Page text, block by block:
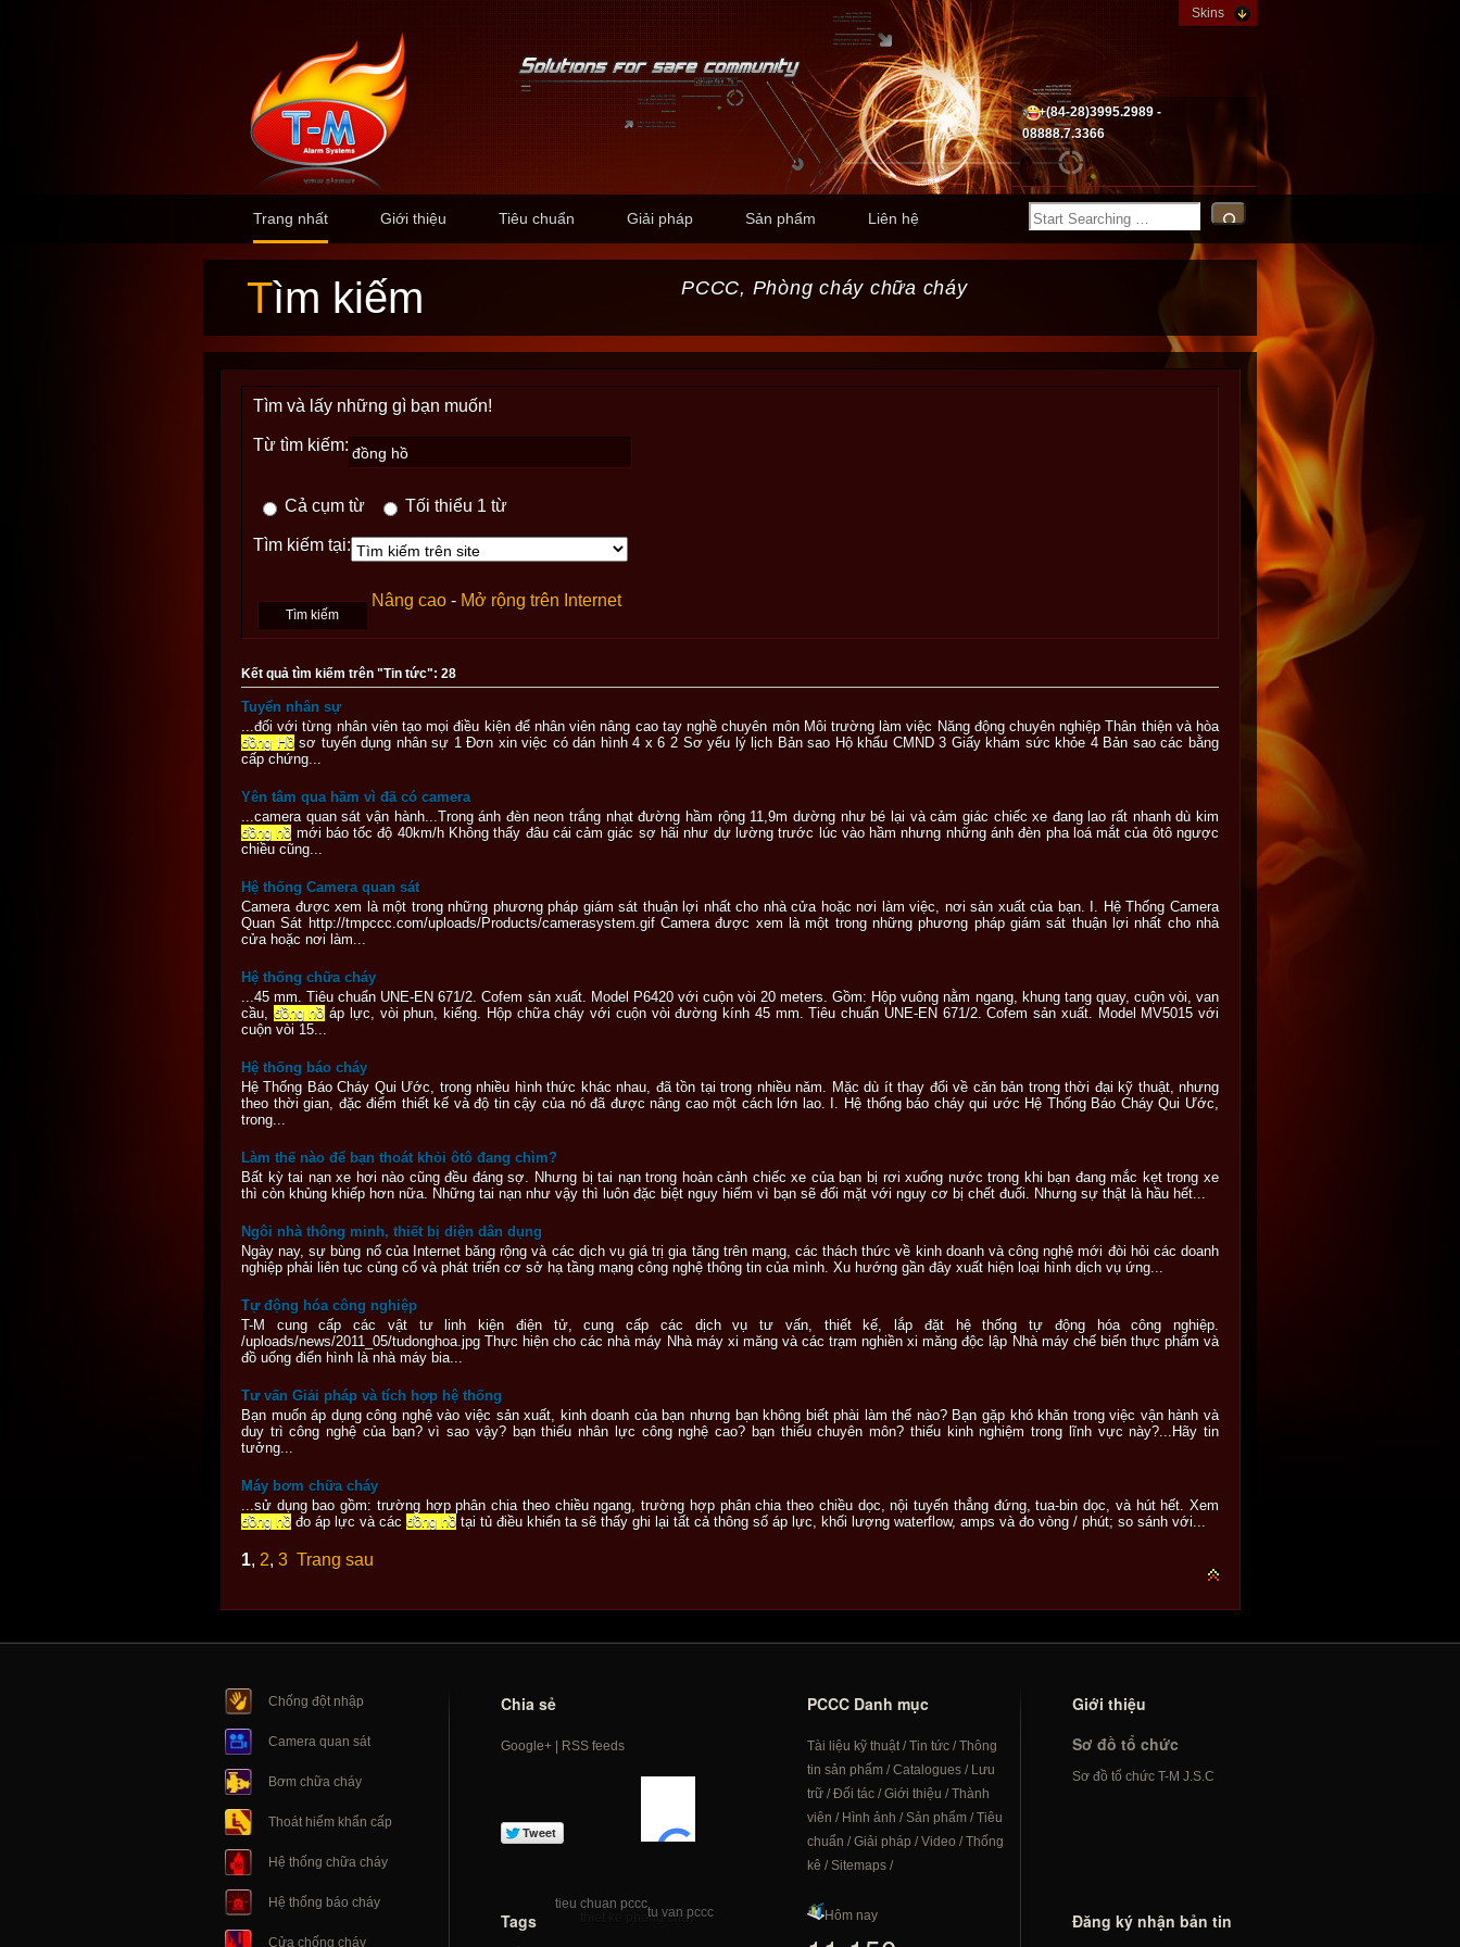
Skins
+(84-28)3995.2989 -
08888.7.3366
Trang nhất Giới thiệu Tiêu chuẩn Giải pháp Sản phẩm Liên hệ
Tìm kiếm PCCC, Phòng cháy chữa cháy
Tìm và lấy những gì bạn muốn!
Từ tìm kiếm:
Cả cụm từ Tối thiểu 1 từ
Tìm kiếm tại:
Nâng cao - Mở rộng trên Internet
Kết quả tìm kiếm trên "Tin tức": 28
Tuyển nhân sự
...đối với từng nhân viên tạo mọi điều kiện để nhân viên nâng cao tay nghề chuyên môn Môi trường làm việc Năng động chuyên nghiệp Thân thiện và hòa
đồng Hồsơ tuyển dụng nhân sự 1 Đơn xin việc có dán hình 4 x 6 2 Sơ yếu lý lịch Bản sao Hộ khẩu CMND 3 Giấy khám sức khỏe 4 Bản sao các bằng
cấp chứng...
Yên tâm qua hầm vì đã có camera
...camera quan sát vận hành...Trong ánh đèn neon trắng nhạt đường hầm rộng 11,9m dường như bé lại và cảm giác chiếc xe đang lao rất nhanh dù kim
đồng hồ mới báo tốc độ 40km/h Không thấy đâu cái cảm giác sợ hãi như dự lường trước lúc vào hầm nhưng những ánh đèn pha loá mắt của ôtô ngược
chiều cũng...
Hệ thống Camera quan sát
Camera được xem là một trong những phương pháp giám sát thuận lợi nhất cho nhà cửa hoặc nơi làm việc, nơi sản xuất của bạn. I. Hệ Thống Camera
Quan Sát http://tmpccc.com/uploads/Products/camerasystem.gif Camera được xem là một trong những phương pháp giám sát thuận lợi nhất cho nhà
cửa hoặc nơi làm...
Hệ thống chữa cháy
...45 mm. Tiêu chuẩn UNE-EN 671/2. Cofem sản xuất. Model P6420 với cuộn vòi 20 meters. Gồm: Hộp vuông nằm ngang, khung tang quay, cuộn vòi, van
cầu, đồng hồ áp lực, vòi phun, kiếng. Hộp chữa cháy với cuộn vòi đường kính 45 mm. Tiêu chuẩn UNE-EN 671/2. Cofem sản xuất. Model MV5015 với
cuộn vòi 15...
Hệ thống báo cháy
Hệ Thống Báo Cháy Qui Ước, trong nhiều hình thức khác nhau, đã tồn tại trong nhiều năm. Mặc dù ít thay đổi về căn bản trong thời đại kỹ thuật, nhưng
theo thời gian, đặc điểm thiết kế và độ tin cậy của nó đã được nâng cao một cách lớn lao. I. Hệ thống báo cháy qui ước Hệ Thống Báo Cháy Qui Ước,
trong...
Làm thế nào để bạn thoát khỏi ôtô đang chìm?
Bất kỳ tai nạn xe hơi nào cũng đều đáng sợ. Nhưng bị tai nạn trong hoàn cảnh chiếc xe của bạn bị rơi xuống nước trong khi bạn đang mắc kẹt trong xe
thì còn khủng khiếp hơn nữa. Những tai nạn như vậy thì luôn đặc biệt nguy hiểm vì bạn sẽ đối mặt với nguy cơ bị chết đuối. Nhưng sự thật là hầu hết...
Ngôi nhà thông minh, thiết bị diện dân dụng
Ngày nay, sự bùng nổ của Internet băng rộng và các dịch vụ giá trị gia tăng trên mạng, các thách thức về kinh doanh và công nghệ mới đòi hỏi các doanh
nghiệp phải liên tục củng cố và phát triển cơ sở hạ tầng mạng công nghệ thông tin của mình. Xu hướng gần đây xuất hiện loại hình dịch vụ ứng...
Tự động hóa công nghiệp
T-M cung cấp các vật tư linh kiện điện tử, cung cấp các dịch vụ tư vấn, thiết kế, lắp đặt hệ thống tự động hóa công nghiệp.
/uploads/news/2011_05/tudonghoa.jpg Thực hiện cho các nhà máy Nhà máy xi măng và các trạm nghiền xi măng độc lập Nhà máy chế biến thực phẩm và
đồ uống điển hình là nhà máy bia...
Tư vấn Giải pháp và tích hợp hệ thống
Bạn muốn áp dụng công nghệ vào việc sản xuất, kinh doanh của bạn nhưng bạn không biết phài làm thế nào? Bạn gặp khó khăn trong việc vận hành và
duy trì công nghệ của bạn? vì sao vậy? bạn thiếu nhân lực công nghệ cao? bạn thiếu chuyên môn? thiếu kinh nghiệm trong lĩnh vực này?...Hãy tin
tưởng...
Máy bơm chữa cháy
...sử dụng bao gồm: trường hợp phân chia theo chiều ngang, trường hợp phân chia theo chiều dọc, nội tuyến thẳng đứng, tua-bin dọc, và hút hết. Xem
đồng hồ đo áp lực và các đồng hồ tại tủ điều khiển ta sẽ thấy ghi lại tất cả thông số áp lực, khối lượng waterflow, amps và đo vòng / phút; so sánh với...
1, 2, 3 Trang sau
Chống đột nhập
Camera quan sát
Bơm chữa cháy
Thoát hiểm khẩn cấp
Hệ thống chữa cháy
Hệ thống báo cháy
Cửa chống cháy
Chia sẻ
Google+| RSS feeds
Tags
tieu chuan pccc
tu van pccc
thiet ke phong chay
PCCC Danh mục
Tài liệu kỹ thuật/Tin tức/Thông
tin sản phẩm/Catalogues/ Lưu
trữ/Đối tác/Giới thiệu /Thành
viên / Hình ảnh /Sản phẩm/Tiêu
chuẩn /Giải pháp /Video /Thống
kê /Sitemaps/
Hôm nay
Giới thiệu
Sơ đồ tổ chức
Sơ đồ tổ chức T-M J.S.C
Đăng ký nhận bản tin